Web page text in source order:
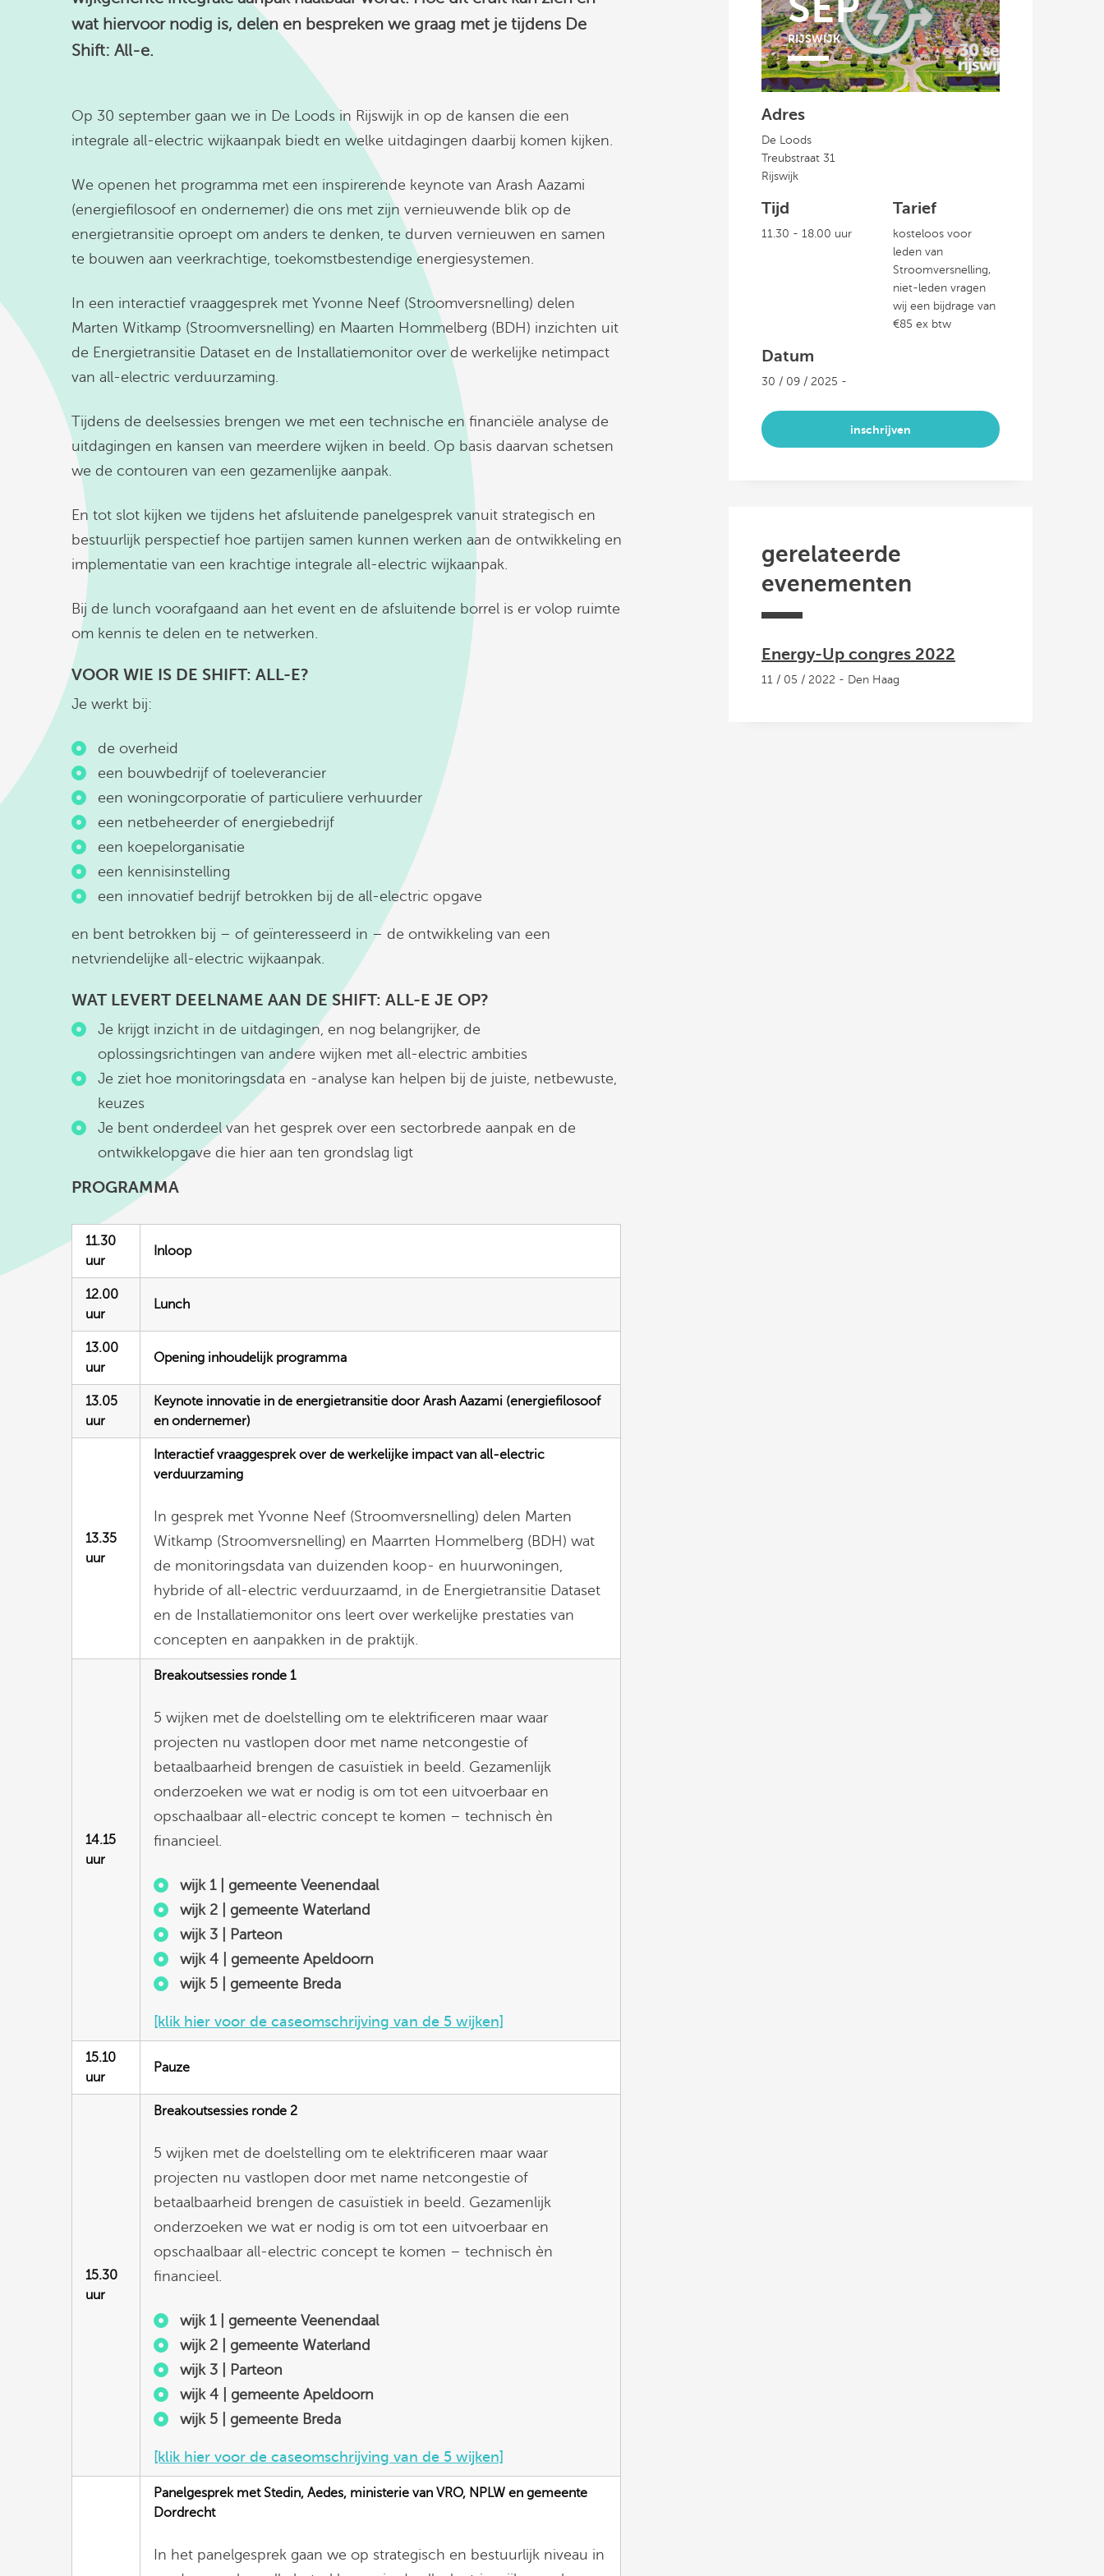
wat hiervoor nodig is, delen en bespreken we graag met je tijdens De
Shift: All-e.
Op 30 september gaan we in De Loods in Rijswijk in op de kansen die een
integrale all-electric wijkaanpak biedt en welke uitdagingen daarbij komen kijken.
We openen het programma met een inspirerende keynote van Arash Aazami
(energiefilosoof en ondernemer) die ons met zijn vernieuwende blik op de
energietransitie oproept om anders te denken, te durven vernieuwen en samen
te bouwen aan veerkrachtige, toekomstbestendige energiesystemen.
In een interactief vraaggesprek met Yvonne Neef (Stroomversnelling) delen
Marten Witkamp (Stroomversnelling) en Maarten Hommelberg (BDH) inzichten uit
de Energietransitie Dataset en de Installatiemonitor over de werkelijke netimpact
van all-electric verduurzaming.
Tijdens de deelsessies brengen we met een technische en financiële analyse de
uitdagingen en kansen van meerdere wijken in beeld. Op basis daarvan schetsen
we de contouren van een gezamenlijke aanpak.
En tot slot kijken we tijdens het afsluitende panelgesprek vanuit strategisch en
bestuurlijk perspectief hoe partijen samen kunnen werken aan de ontwikkeling en
implementatie van een krachtige integrale all-electric wijkaanpak.
Bij de lunch voorafgaand aan het event en de afsluitende borrel is er volop ruimte
om kennis te delen en te netwerken.
VOOR WIE IS DE SHIFT: ALL-E?
Je werkt bij:
de overheid
een bouwbedrijf of toeleverancier
een woningcorporatie of particuliere verhuurder
een netbeheerder of energiebedrijf
een koepelorganisatie
een kennisinstelling
een innovatief bedrijf betrokken bij de all-electric opgave
en bent betrokken bij – of geïnteresseerd in – de ontwikkeling van een
netvriendelijke all-electric wijkaanpak.
WAT LEVERT DEELNAME AAN DE SHIFT: ALL-E JE OP?
Je krijgt inzicht in de uitdagingen, en nog belangrijker, de
oplossingsrichtingen van andere wijken met all-electric ambities
Je ziet hoe monitoringsdata en -analyse kan helpen bij de juiste, netbewuste,
keuzes
Je bent onderdeel van het gesprek over een sectorbrede aanpak en de
ontwikkelopgave die hier aan ten grondslag ligt
PROGRAMMA
11.30
uur
Inloop
12.00
uur
Lunch
13.00
uur
Opening inhoudelijk programma
13.05
uur
Keynote innovatie in de energietransitie door Arash Aazami (energiefilosoof
en ondernemer)
13.35
uur
Interactief vraaggesprek over de werkelijke impact van all-electric
verduurzaming
In gesprek met Yvonne Neef (Stroomversnelling) delen Marten
Witkamp (Stroomversnelling) en Maarrten Hommelberg (BDH) wat
de monitoringsdata van duizenden koop- en huurwoningen,
hybride of all-electric verduurzaamd, in de Energietransitie Dataset
en de Installatiemonitor ons leert over werkelijke prestaties van
concepten en aanpakken in de praktijk.
14.15
uur
Breakoutsessies ronde 1
5 wijken met de doelstelling om te elektrificeren maar waar
projecten nu vastlopen door met name netcongestie of
betaalbaarheid brengen de casuïstiek in beeld. Gezamenlijk
onderzoeken we wat er nodig is om tot een uitvoerbaar en
opschaalbaar all-electric concept te komen – technisch èn
financieel.
wijk 1 | gemeente Veenendaal
wijk 2 | gemeente Waterland
wijk 3 | Parteon
wijk 4 | gemeente Apeldoorn
wijk 5 |
gemeente Breda
[klik hier voor de caseomschrijving van de 5 wijken]
15.10
uur
Pauze
15.30
uur
Breakoutsessies ronde 2
5 wijken met de doelstelling om te elektrificeren maar waar
projecten nu vastlopen door met name netcongestie of
betaalbaarheid brengen de casuïstiek in beeld. Gezamenlijk
onderzoeken we wat er nodig is om tot een uitvoerbaar en
opschaalbaar all-electric concept te komen – technisch èn
financieel.
wijk 1 | gemeente Veenendaal
wijk 2 | gemeente Waterland
wijk 3 | Parteon
wijk 4 | gemeente Apeldoorn
wijk 5 |
gemeente Breda
[klik hier voor de caseomschrijving van de 5 wijken]
Panelgesprek met Stedin, Aedes, ministerie van VRO, NPLW en gemeente
Dordrecht
In het panelgesprek gaan we op strategisch en bestuurlijk niveau in
RIJSWIJK
Adres
De Loods
Treubstraat 31
Rijswijk
Tijd
11.30 - 18.00 uur
Tarief
kosteloos voor
leden van
Stroomversnelling,
niet-leden vragen
wij een bijdrage van
€85 ex btw
Datum
30 / 09 / 2025 -
inschrijven
gerelateerde
evenementen
Energy-Up congres 2022
11 / 05 / 2022 - Den Haag